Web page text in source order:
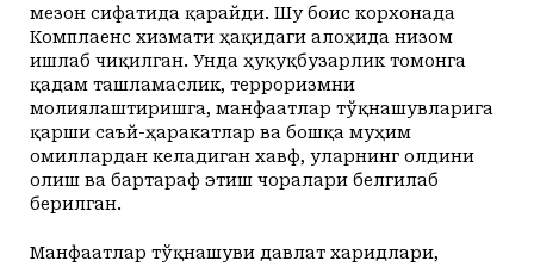
мезон сифатида қарайди. Шу боис корхонада
Комплаенс хизмати ҳақидаги алоҳида низом
ишлаб чиқилган. Унда ҳуқуқбузарлик томонга
қадам ташламаслик, терроризмни
молиялаштиришга, манфаатлар тўқнашувларига
қарши саъй-ҳаракатлар ва бошқа муҳим
омиллардан келадиган хавф, уларнинг олдини
олиш ва бартараф этиш чоралари белгилаб
берилган.
Манфаатлар тўқнашуви давлат харидлари,